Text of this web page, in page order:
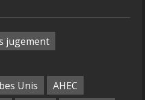
jugement
Unis
AHEC